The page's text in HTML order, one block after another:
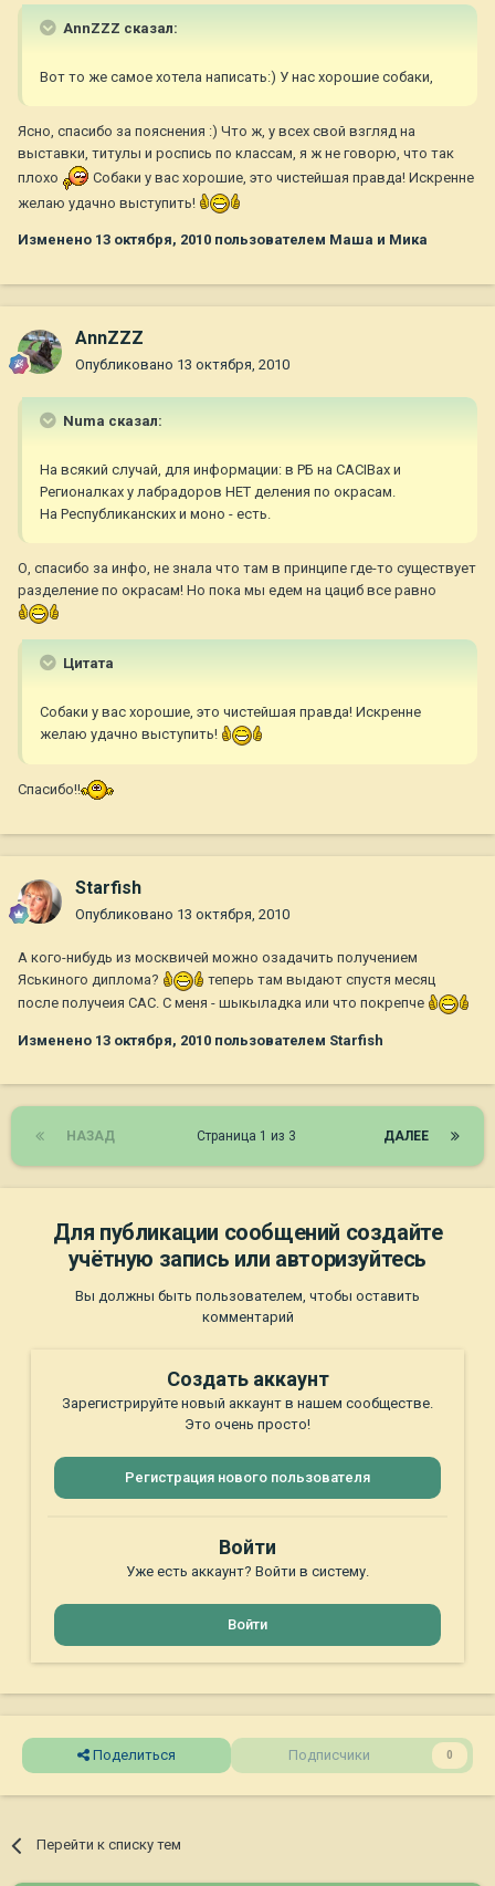
AnnZZZ сказал:
Вот то же самое хотела написать:) У нас хорошие собаки,
Ясно, спасибо за пояснения :) Что ж, у всех свой взгляд на
выставки, титулы и роспись по классам, я ж не говорю, что так
плохо
Собаки у вас хорошие, это чистейшая правда! Искренне
желаю удачно выступить!
Изменено 13 октября, 2010 пользователем Маша и Мика
AnnZZZ
Опубликовано 13 октября, 2010
Numa сказал:
На всякий случай, для информации: в РБ на CACIBах и
Регионалках у лабрадоров НЕТ деления по окрасам.
На Республиканских и моно - есть.
О, спасибо за инфо, не знала что там в принципе где-то существует
разделение по окрасам! Но пока мы едем на цациб все равно
Цитата
Собаки у вас хорошие, это чистейшая правда! Искренне
желаю удачно выступить!
Спасибо!!
Starfish
Опубликовано 13 октября, 2010
А кого-нибудь из москвичей можно озадачить получением
Яськиного диплома?
теперь там выдают спустя месяц
после получеия САС. С меня - шыкыладка или что покрепче
Изменено 13 октября, 2010 пользователем Starfish
НАЗАД ДАЛЕЕ
Страница 1 из 3
Для публикации сообщений создайте
учётную запись или авторизуйтесь
Вы должны быть пользователем, чтобы оставить
комментарий
Создать аккаунт
Зарегистрируйте новый аккаунт в нашем сообществе.
Это очень просто!
Регистрация нового пользователя
Войти
Уже есть аккаунт? Войти в систему.
Войти
Поделиться Подписчики 0
Перейти к списку тем